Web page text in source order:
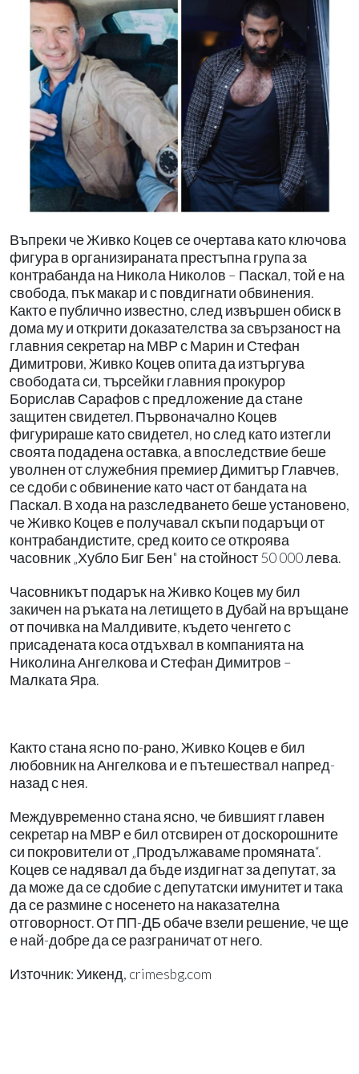
Въпреки че Живко Коцев се очертава като ключова
фигура в организираната престъпна група за
контрабанда на Никола Николов – Паскал, той е на
свобода, пък макар и с повдигнати обвинения.
Както е публично известно, след извършен обиск в
дома му и открити доказателства за свързаност на
главния секретар на МВР с Марин и Стефан
Димитрови, Живко Коцев опита да изтъргува
свободата си, търсейки главния прокурор
Борислав Сарафов с предложение да стане
защитен свидетел. Първоначално Коцев
фигурираше като свидетел, но след като изтегли
своята подадена оставка, а впоследствие беше
уволнен от служебния премиер Димитър Главчев,
се сдоби с обвинение като част от бандата на
Паскал. В хода на разследването беше установено,
че Живко Коцев е получавал скъпи подаръци от
контрабандистите, сред които се откроява
часовник „Хубло Биг Бен" на стойност 50 000 лева.
Часовникът подарък на Живко Коцев му бил
закичен на ръката на летището в Дубай на връщане
от почивка на Малдивите, където ченгето с
присадената коса отдъхвал в компанията на
Николина Ангелкова и Стефан Димитров –
Малката Яра.
Както стана ясно по-рано, Живко Коцев е бил
любовник на Ангелкова и е пътешествал напред-
назад с нея.
Междувременно стана ясно, че бившият главен
секретар на МВР е бил отсвирен от доскорошните
си покровители от „Продължаваме промяната“.
Коцев се надявал да бъде издигнат за депутат, за
да може да се сдобие с депутатски имунитет и така
да се размине с носенето на наказателна
отговорност. От ПП-ДБ обаче взели решение, че ще
е най-добре да се разграничат от него.
Източник: Уикенд, crimesbg.com